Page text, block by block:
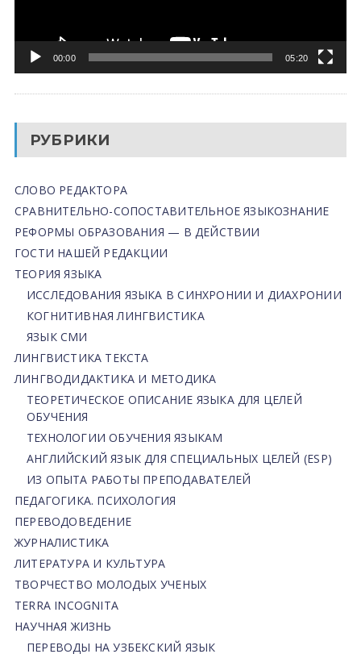
00:00 05:20
РУБРИКИ
СЛОВО РЕДАКТОРА
СРАВНИТЕЛЬНО-СОПОСТАВИТЕЛЬНОЕ ЯЗЫКОЗНАНИЕ
РЕФОРМЫ ОБРАЗОВАНИЯ — В ДЕЙСТВИИ
ГОСТИ НАШЕЙ РЕДАКЦИИ
ТЕОРИЯ ЯЗЫКА
ИССЛЕДОВАНИЯ ЯЗЫКА В СИНХРОНИИ И ДИАХРОНИИ
КОГНИТИВНАЯ ЛИНГВИСТИКА
ЯЗЫК СМИ
ЛИНГВИСТИКА ТЕКСТА
ЛИНГВОДИДАКТИКА И МЕТОДИКА
ТЕОРЕТИЧЕСКОЕ ОПИСАНИЕ ЯЗЫКА ДЛЯ ЦЕЛЕЙ
ОБУЧЕНИЯ
ТЕХНОЛОГИИ ОБУЧЕНИЯ ЯЗЫКАМ
АНГЛИЙСКИЙ ЯЗЫК ДЛЯ СПЕЦИАЛЬНЫХ ЦЕЛЕЙ (ESP)
ИЗ ОПЫТА РАБОТЫ ПРЕПОДАВАТЕЛЕЙ
ПЕДАГОГИКА. ПСИХОЛОГИЯ
ПЕРЕВОДОВЕДЕНИЕ
ЖУРНАЛИСТИКА
ЛИТЕРАТУРА И КУЛЬТУРА
ТВОРЧЕСТВО МОЛОДЫХ УЧЕНЫХ
TERRA INCOGNITA
НАУЧНАЯ ЖИЗНЬ
ПЕРЕВОДЫ НА УЗБЕКСКИЙ ЯЗЫК